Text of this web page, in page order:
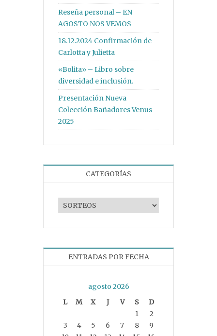
Reseña personal – EN
AGOSTO NOS VEMOS
18.12.2024 Confirmación de
Carlotta y Julietta
«Bolita» – Libro sobre
diversidad e inclusión.
Presentación Nueva
Colección Bañadores Venus
2025
CATEGORÍAS
Categorías
ENTRADAS POR FECHA
agosto 2026
L
M X J V S
D
1
2
3
4 5 6 7 8
9